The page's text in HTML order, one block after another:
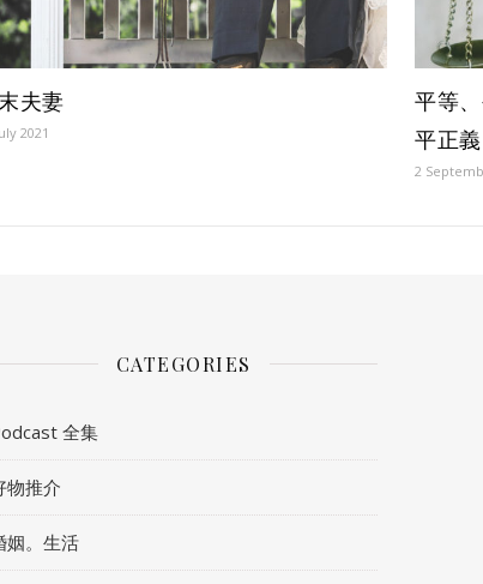
夫妻
2021
平等
平正義
2
CATEGORIES
全集
物推介
姻。生活